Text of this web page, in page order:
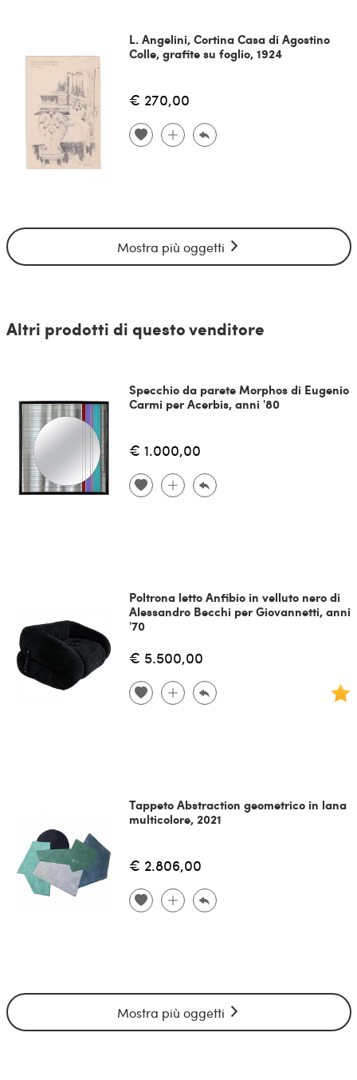
L. Angelini, Cortina Casa di Agostino
Colle, grafite su foglio, 1924
€ 270,00
Mostra più oggetti
Altri prodotti di questo venditore
Specchio da parete Morphos di Eugenio
Carmi per Acerbis, anni '80
€ 1.000,00
Poltrona letto Anfibio in velluto nero di
Alessandro Becchi per Giovannetti, anni
'70
€ 5.500,00
Tappeto Abstraction geometrico in lana
multicolore, 2021
€ 2.806,00
Mostra più oggetti